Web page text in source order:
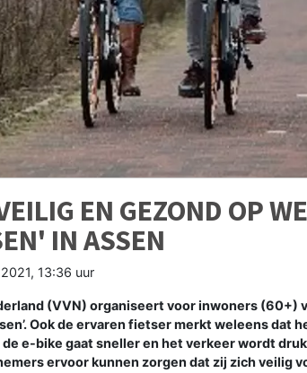
EN GEZOND OP
IN ASSEN
13:36 uur
(VVN) organiseert voor inwoners (60+)
Ook de ervaren fietser merkt weleens dat
e-bike gaat sneller en het verkeer wordt
ervoor kunnen zorgen dat zij zich veilig